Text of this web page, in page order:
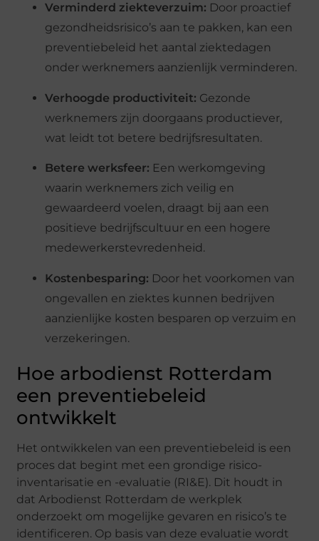
Verminderd ziekteverzuim: Door proactief
gezondheidsrisico’s aan te pakken, kan een
preventiebeleid het aantal ziektedagen
onder werknemers aanzienlijk verminderen.
Verhoogde productiviteit: Gezonde
werknemers zijn doorgaans productiever,
wat leidt tot betere bedrijfsresultaten.
Betere werksfeer: Een werkomgeving
waarin werknemers zich veilig en
gewaardeerd voelen, draagt bij aan een
positieve bedrijfscultuur en een hogere
medewerkerstevredenheid.
Kostenbesparing: Door het voorkomen van
ongevallen en ziektes kunnen bedrijven
aanzienlijke kosten besparen op verzuim en
verzekeringen.
Hoe arbodienst Rotterdam
een preventiebeleid
ontwikkelt
Het ontwikkelen van een preventiebeleid is een
proces dat begint met een grondige risico-
inventarisatie en -evaluatie (RI&E). Dit houdt in
dat Arbodienst Rotterdam de werkplek
onderzoekt om mogelijke gevaren en risico’s te
identificeren. Op basis van deze evaluatie wordt